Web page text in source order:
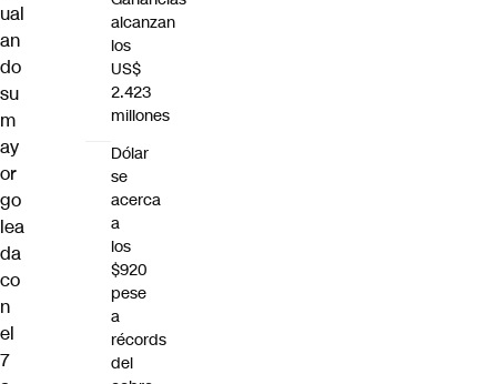
ual
an
do
su
m
ay
or
go
lea
da
co
n
el
7
alcanzan
los
US$
2.423
millones
Dólar
se
acerca
a
los
$920
pese
a
récords
del